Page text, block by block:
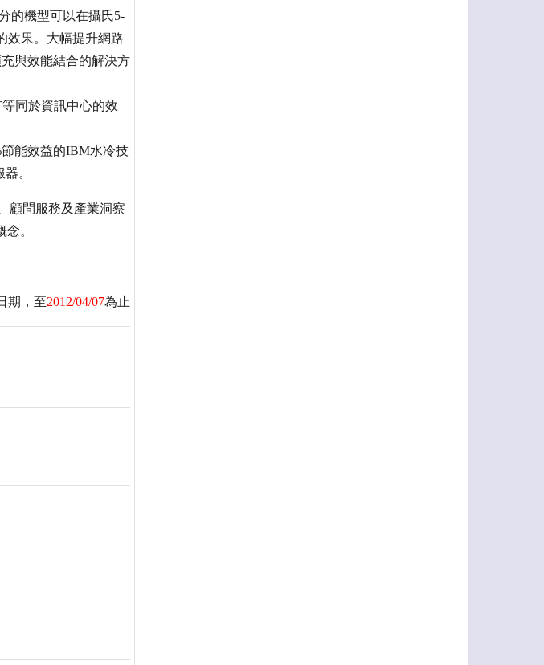
的機型可以在攝氏5-
效果。大幅提升網路
與效能結合的解決方
同於資訊中心的效
節能效益的IBM水冷技
。
顧問服務及產業洞察
。
期，至2012/04/07為止